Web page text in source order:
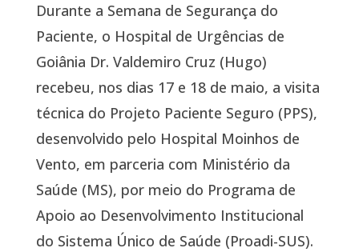
Durante a Semana de Segurança do
Paciente, o Hospital de Urgências de
Goiânia Dr. Valdemiro Cruz (Hugo)
recebeu, nos dias 17 e 18 de maio, a visita
técnica do Projeto Paciente Seguro (PPS),
desenvolvido pelo Hospital Moinhos de
Vento, em parceria com Ministério da
Saúde (MS), por meio do Programa de
Apoio ao Desenvolvimento Institucional
do Sistema Único de Saúde (Proadi-SUS).